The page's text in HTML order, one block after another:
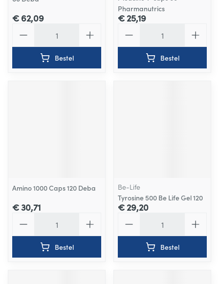
€ 62,09
Bestel
Pharmanutrics
€ 25,19
Bestel
Amino 1000 Caps 120 Deba
€ 30,71
Bestel
Be-Life
Tyrosine 500 Be Life Gel 120
€ 29,20
Bestel